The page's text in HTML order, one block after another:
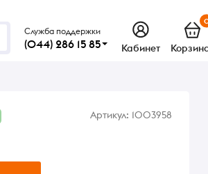
Служба поддержки
(044) 286 15 85 Кабинет
Артикул: 1003958